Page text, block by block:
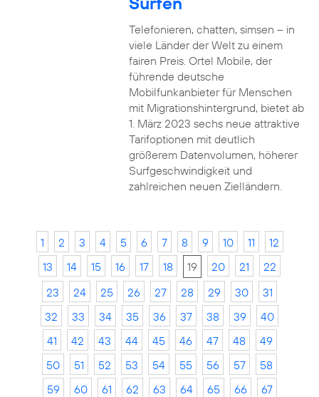
Telefonieren, chatten, simsen – in
viele Länder der Welt zu einem
fairen Preis. Ortel Mobile, der
führende deutsche
Mobilfunkanbieter für Menschen
mit Migrationshintergrund, bietet ab
1. März 2023 sechs neue attraktive
Tarifoptionen mit deutlich
größerem Datenvolumen, höherer
Surfgeschwindigkeit und
zahlreichen neuen Zielländern.
1 2 3 4 5 6 7 8 9 10 11
12
13
14 15 16 17 18 19 20 21
22
23
24 25 26 27 28 29 30
31
32
33 34 35 36 37 38 39
40
41
42 43 44 45 46 47 48
49
50
51 52 53 54 55 56 57
58
59
60 61 62 63 64 65 66
67